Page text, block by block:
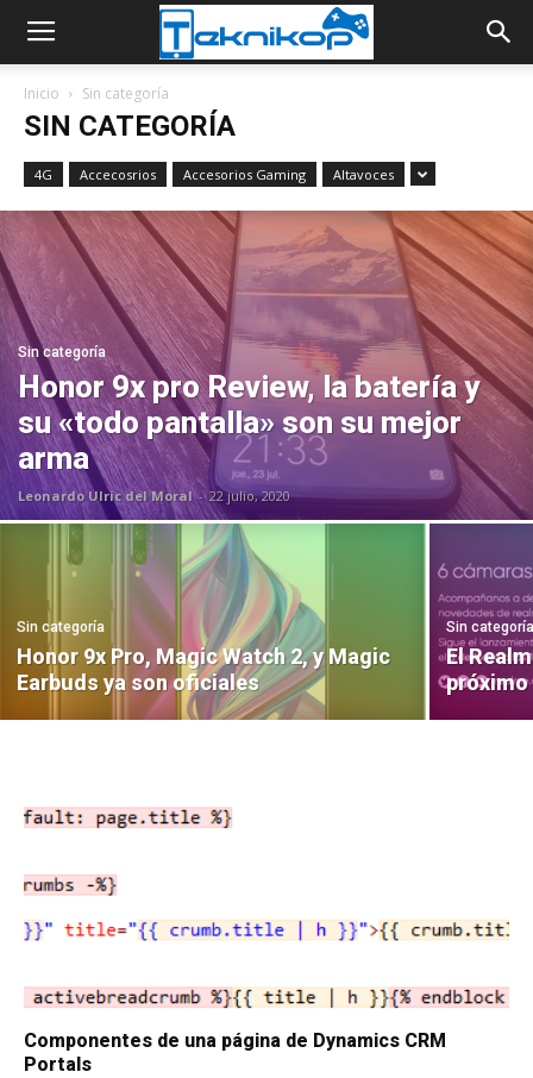
Inicio Sin categoría
SIN CATEGORÍA
4G Accecosrios Accesorios Gaming Altavoces
Sin categoría
Honor 9x pro Review, la batería y
su «todo pantalla» son su mejor
arma
Leonardo Ulric del Moral - 22 julio, 2020
Sin categoría
Honor 9x Pro, Magic Watch 2, y Magic
Earbuds ya son oficiales
Sin
El
próximo
Componentes de una página de Dynamics CRM
Portals